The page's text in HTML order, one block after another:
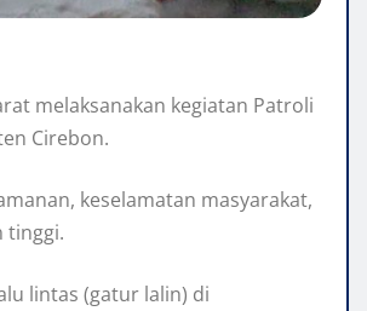
melaksanakan kegiatan Patroli
Cirebon.
keselamatan masyarakat,
tinggi.
lintas (gatur lalin) di